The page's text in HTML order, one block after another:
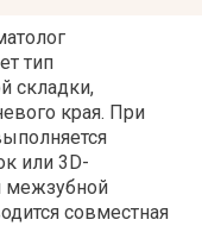
тип
складки,
края. При
или 3D-
межзубной
совместная